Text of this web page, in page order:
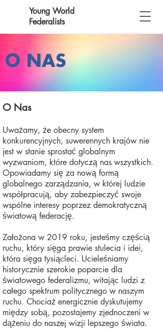
Young World
Federalists
O NAS
O Nas
Uważamy, że obecny system
konkurencyjnych, suwerennych krajów nie
jest w stanie sprostać globalnym
wyzwaniom, które dotyczą nas wszystkich.
Opowiadamy się za nową formą
globalnego zarządzania, w której ludzie
współpracują, aby zabezpieczyć swoje
wspólne interesy poprzez demokratyczną
światową federację.
Założona w 2019 roku, jesteśmy częścią
ruchu, który sięga prawie stulecia i idei,
która sięga tysiącleci. Ucieleśniamy
historycznie szerokie poparcie dla
światowego federalizmu, witając ludzi z
całego spektrum politycznego w naszym
ruchu. Chociaż energicznie dyskutujemy
między sobą, pozostajemy zjednoczeni w
dążeniu do naszej wizji lepszego świata.